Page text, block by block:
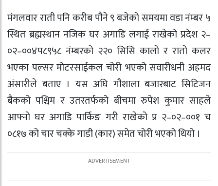
मंगलवार राती पनि करीब पौने ९ बजेको समयमा वडा नंम्बर ५
स्थित ब्रह्मस्थान नजिक घर अगाडि लगाई राखेको प्रदेश २–
०२–००४प८९५८ नंम्बरको २२० सिसि कालो र रातो कलर
भएका पल्सर मोटरसाईकल चोरी भएको सवारीधनी अहमद
अंसारीले बताए । यस अघि गौशाला बजारबाट सिटिजन
बैकको पश्चिम र उतरतर्फको बीचमा रुपेश कुमार साहले
आफ्नो घर अगाडि पार्किङ गरी राखेको प्र २–०२–००१ च
०८१७ को चार चक्के गाडी (कार) समेत चाेरी भएको थियो ।